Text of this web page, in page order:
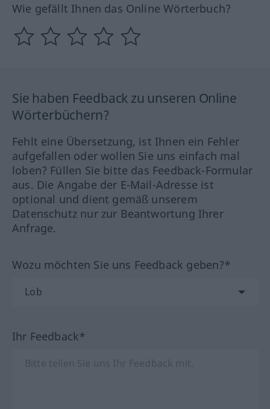
Wie gefällt Ihnen das Online Wörterbuch?
Sie haben Feedback zu unseren Online
Wörterbüchern?
Fehlt eine Übersetzung, ist Ihnen ein Fehler
aufgefallen oder wollen Sie uns einfach mal
loben? Füllen Sie bitte das Feedback-Formular
aus. Die Angabe der E-Mail-Adresse ist
optional und dient gemäß unserem
Datenschutz nur zur Beantwortung Ihrer
Anfrage.
Wozu möchten Sie uns Feedback geben?*
Ihr Feedback*